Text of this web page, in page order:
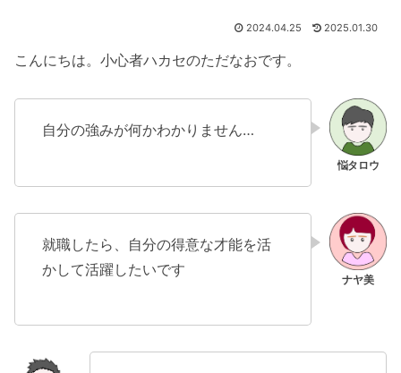
2024.04.25 2025.01.30
こんにちは。小心者ハカセのただなおです。
自分の強みが何かわかりません…
就職したら、自分の得意な才能を活
かして活躍したいです